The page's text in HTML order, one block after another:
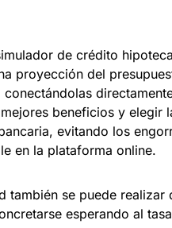
de crédito
proyección del
beneficios y elegir
evitando los
en la plataforma online.
se puede realizar
esperando al